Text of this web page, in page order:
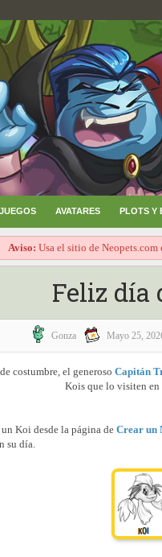
JUEGOS AVATARES PLOTS Y
Aviso: Usa el sitio de Neopets.com
Feliz día
Gonza Mayo 25,
costumbre, el generoso Capitán
Kois que lo visiten en
Koi desde la página de Crear un
su día.